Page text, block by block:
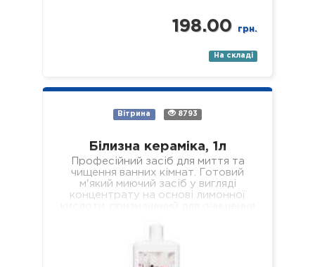
198.00 грн.
На складі
Вітрина 8793
Білизна кераміка, 1л
Професійний засіб для миття та
чищення ванних кімнат. Готовий
м'який миючий засіб у вигляді
концентрату на основі лимонної